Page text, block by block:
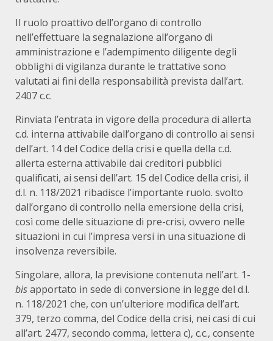
Il ruolo proattivo dell’organo di controllo
nell’effettuare la segnalazione all’organo di
amministrazione e l’adempimento diligente degli
obblighi di vigilanza durante le trattative sono
valutati ai fini della responsabilità prevista dall’art.
2407 c.c.
Rinviata l’entrata in vigore della procedura di allerta
c.d. interna attivabile dall’organo di controllo ai sensi
dell’art. 14 del Codice della crisi e quella della c.d.
allerta esterna attivabile dai creditori pubblici
qualificati, ai sensi dell’art. 15 del Codice della crisi, il
d.l. n. 118/2021 ribadisce l’importante ruolo. svolto
dall’organo di controllo nella emersione della crisi,
così come delle situazione di pre-crisi, ovvero nelle
situazioni in cui l’impresa versi in una situazione di
insolvenza reversibile.
Singolare, allora, la previsione contenuta nell’art. 1-
bisapportato in sede di conversione in legge del d.l.
n. 118/2021 che, con un’ulteriore modifica dell’art.
379, terzo comma, del Codice della crisi, nei casi di cui
all’art. 2477, secondo comma, lettera c), c.c., consente